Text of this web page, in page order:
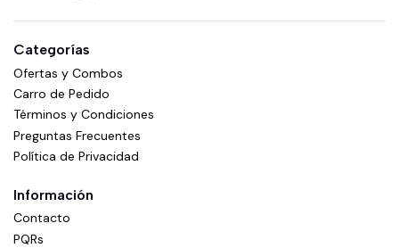
Categorías
Ofertas y Combos
Carro de Pedido
Términos y Condiciones
Preguntas Frecuentes
Política de Privacidad
Información
Contacto
PQRs